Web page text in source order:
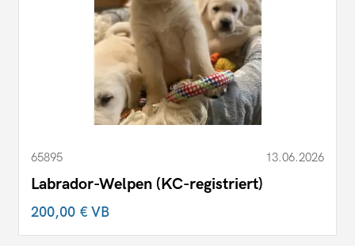
65895 13.06.2026
Labrador-Welpen (KC-registriert)
200,00 €VB